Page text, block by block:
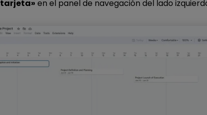
tarjeta» en el panel de navegación del lado